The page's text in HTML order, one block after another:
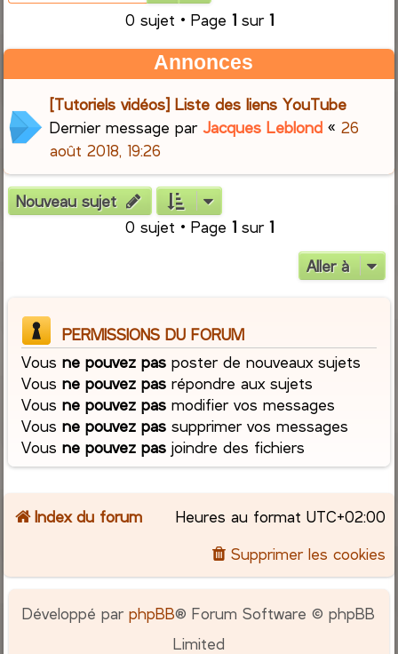
0 sujet • Page 1sur 1
Annonces
[Tutoriels vidéos] Liste des liens YouTube
Dernier message parJacques Leblond «26
août 2018, 19:26
Nouveau sujet
0 sujet • Page 1sur 1
Aller à
PERMISSIONS DU FORUM
Vousne pouvez pas poster de nouveaux sujets
Vousne pouvez pas répondre aux sujets
Vousne pouvez pas modifier vos messages
Vousne pouvez pas supprimer vos messages
Vousne pouvez pas joindre des fichiers
Index du forum Heures au format UTC+02:00
Supprimer les cookies
Développé parphpBB® Forum Software © phpBB
Limited